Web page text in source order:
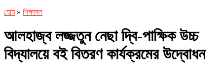
হোম» শিক্ষাঙ্গন
আলহাজ্ব লজ্জতুন নেছা দ্বি-পাক্ষিক উচ্চ
বিদ্যালয়ে বই বিতরণ কার্যক্রমের উদ্বোধন